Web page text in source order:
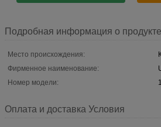
Подробная информация о продукте
Место происхождения:
Фирменное наименование:
Номер модели:
Оплата и доставка Условия